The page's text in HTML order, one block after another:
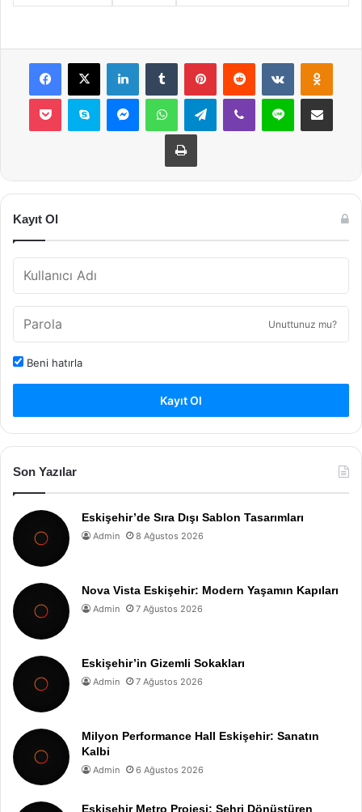
Facebook
X LinkedInTumblr PinterestReddit VKontakte
Pocket Skype MessengerWhatsAppTelegramViber Line E-Posta ile
Yazdır
Kayıt Ol
Unuttunuz mu?
Beni hatırla
Kayıt Ol
Son Yazılar
Eskişehir’de Sıra Dışı Sablon Tasarımları
Admin 8 Ağustos 2026
Nova Vista Eskişehir: Modern Yaşamın Kapıları
Admin 7 Ağustos 2026
Eskişehir’in Gizemli Sokakları
Admin 7 Ağustos 2026
Milyon Performance Hall Eskişehir: Sanatın
Kalbi
Admin 6 Ağustos 2026
Eskişehir Metro Projesi: Şehri Dönüştüren